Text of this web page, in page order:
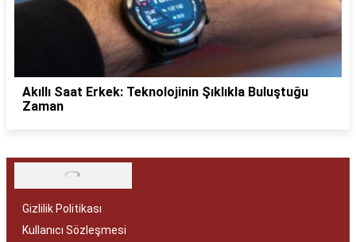
Akıllı Saat Erkek: Teknolojinin Şıklıkla Buluştuğu
Zaman
Gizlilik Politikası
Kullanıcı Sözleşmesi